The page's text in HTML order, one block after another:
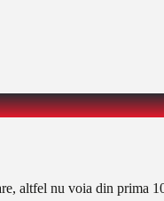
altfel nu voia din prima